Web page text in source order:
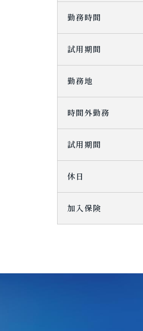
勤務時間
試用期間
勤務地
時間外勤務
試用期間
休日
加入保険